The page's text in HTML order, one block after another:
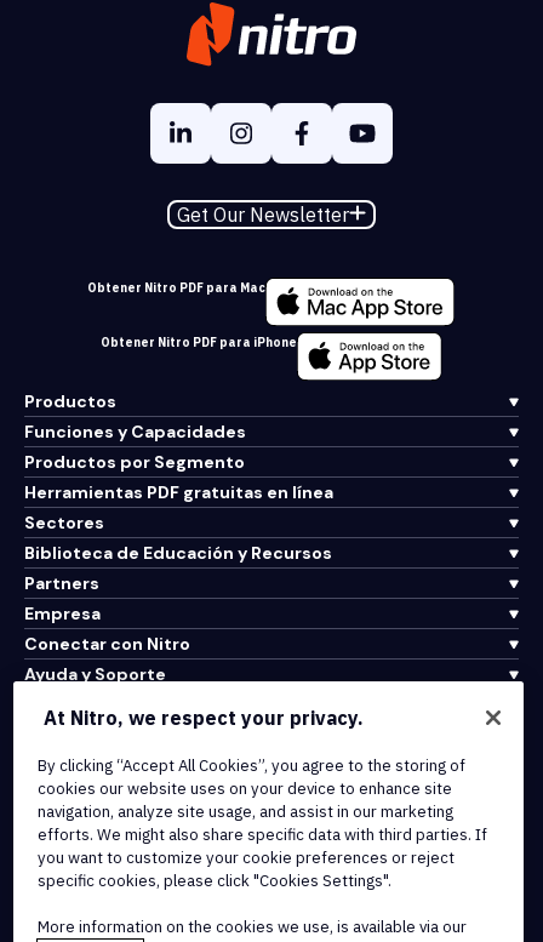
Get Our Newsletter
Obtener Nitro PDF para Mac
Obtener Nitro PDF para iPhone
Productos
Funciones y Capacidades
Productos por Segmento
Herramientas PDF gratuitas en línea
Sectores
Biblioteca de Educación y Recursos
Partners
Empresa
Conectar con Nitro
Ayuda y Soporte
Terms of Service
Cookie Policy
Copyright Policy
All Terms & Policies
At Nitro, we respect your privacy.
By clicking “Accept All Cookies”, you agree to the storing of
cookies our website uses on your device to enhance site
navigation, analyze site usage, and assist in our marketing
efforts. We might also share specific data with third parties. If
you want to customize your cookie preferences or reject
specific cookies, please click "Cookies Settings".
More information on the cookies we use, is available via our